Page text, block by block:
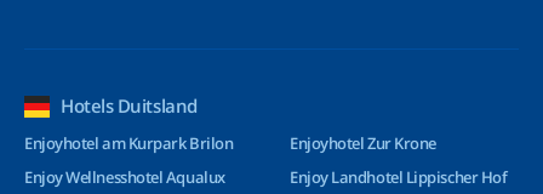
Hotels Duitsland
Enjoyhotel am Kurpark Brilon
Enjoy Wellnesshotel Aqualux
Enjoyhotel Zur Krone
Enjoy Landhotel Lippischer Hof